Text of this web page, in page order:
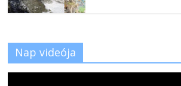
Nap videója